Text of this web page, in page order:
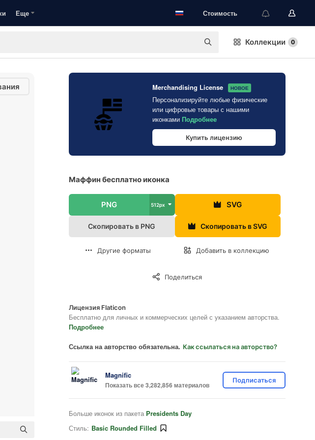
Еще Стоимость
Коллекции 0
Merchandising License НОВОЕ
Персонализируйте любые физические
или цифровые товары с нашими
иконками Подробнее
Купить лицензию
Маффин бесплатно иконка
PNG 512px SVG
Скопировать в PNG Скопировать в SVG
Другие форматы Добавить в коллекцию
Поделиться
Лицензия Flaticon
Бесплатно для личных и коммерческих целей с указанием авторства.
Подробнее
Ссылка на авторство обязательна. Как ссылаться на авторство?
Magnific
Показать все 3,282,856 материалов
Подписаться
Больше иконок из пакета Presidents Day
Стиль: Basic Rounded Filled